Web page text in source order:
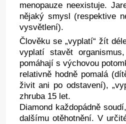
menopauze neexistuje.
nějaký smysl (respektive
vysvětlení).
Člověku se „vyplatí“ žít
vyplatí stavět
pomáhají s výchovou
relativně hodně pomalá
živit ani po odstavení),
zhruba 15 let.
Diamond každopádně
dalšímu otěhotnění. V